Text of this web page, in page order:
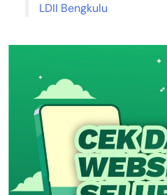
LDII Bengkulu